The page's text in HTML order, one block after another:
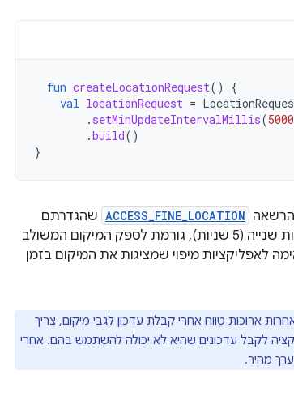
fun createLocationRequest()
{
val locationRequest =
. setMinUpdateIntervalMillis(5000
.build()
}
ACCESS_FINE_LOCATION שהגדרתם
בקובץ מניפסט של אפליקציה ומרווח עדכון מהיר של 5, 000 אלפיות שנייה (5 שניות), גורמת לספק המיקום המשולב
לאפליקציות מיפוי שמציגות את המיקום בזמן
ארוכות טווח אחרי קבלת עדכון לגבי מיקום, צריך
לקבל עדכונים שהיא לא יכולה להשתמש בהם. אחרי
מהיר.